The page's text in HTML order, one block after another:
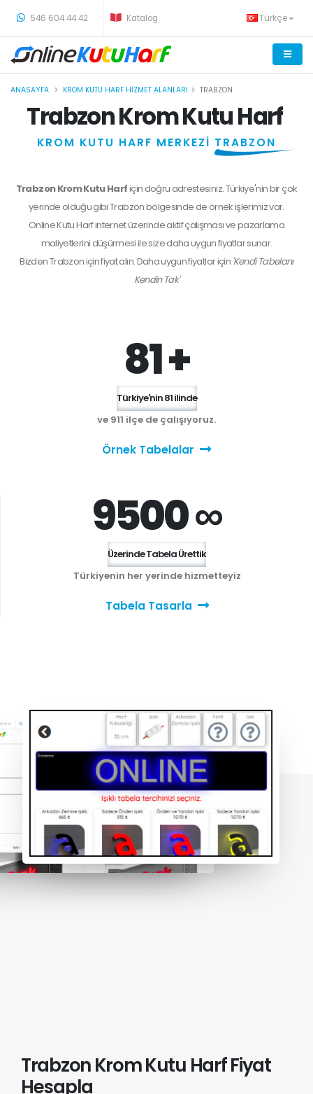
546 604 44 42 Katalog Türkçe
ANASAYFA KROM KUTU HARF HIZMET ALANLARI TRABZON
Trabzon Krom Kutu Harf
KROM KUTU HARF MERKEZİ TRABZON
Trabzon Krom Kutu Harfiçin doğru adrestesiniz. Türkiye'nin bir çok
yerinde olduğu gibi Trabzon bölgesinde de örnek işlerimiz var.
Online Kutu Harf internet üzerinde aktif çalışması ve pazarlama
maliyetlerini düşürmesi ile size daha uygun fiyatlar sunar.
BizdenTrabzoniçin fiyat alın. Daha uygun fiyatlar için 'Kendi Tabelanı
Kendin Tak'
81 +
Türkiye'nin 81 ilinde
ve 911 ilçe de çalışıyoruz.
Örnek Tabelalar
9500 ∞
Üzerinde Tabela Ürettik
Türkiyenin her yerinde hizmetteyiz
Tabela Tasarla
Trabzon Krom Kutu Harf Fiyat
Hesapla